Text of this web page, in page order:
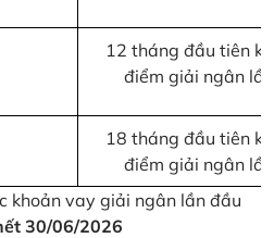
12 tháng đầu tiên
điểm giải ngân
18 tháng đầu tiên
điểm giải ngân
khoản vay giải ngân lần đầu
30/06/2026